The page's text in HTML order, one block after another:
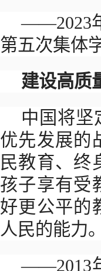
——2023
第五次集体
建设高质
中国将坚
优先发展的
民教育、终
孩子享有受
好更公平的
人民的能力
——2013